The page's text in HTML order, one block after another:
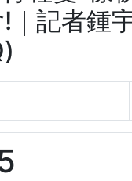
｜記者鍾